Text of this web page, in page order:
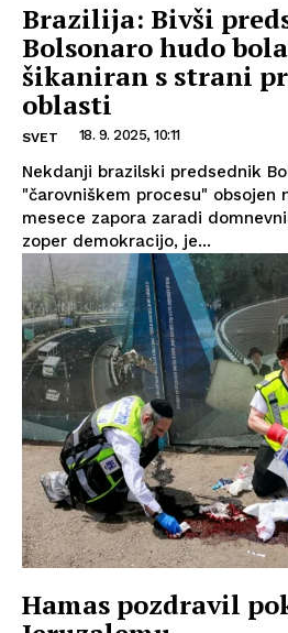
Brazilija: Bivši
Bolsonaro hudo
šikaniran s strani
oblasti
SVET 18. 9. 2025, 10:11
Nekdanji brazilski predsednik
"čarovniškem procesu" obsojen
mesece zapora zaradi
zoper demokracijo, je...
Hamas pozdravil